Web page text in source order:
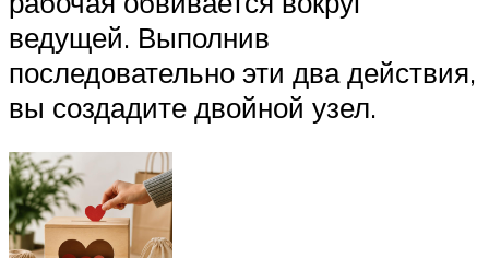
ведущей. Выполнив
последовательно эти два действия,
вы создадите двойной узел.